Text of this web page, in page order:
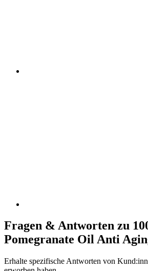
Fragen & Antworten zu
Pomegranate Oil Anti
Erhalte spezifische Antworten von